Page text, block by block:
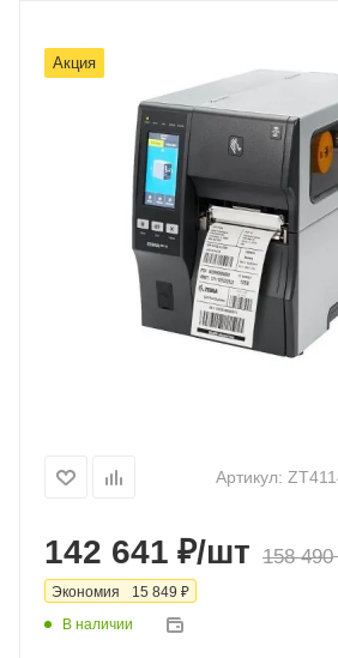
Акция
Артикул:
142 641 ₽/шт 158 490
Экономия 15 849 ₽
В наличии